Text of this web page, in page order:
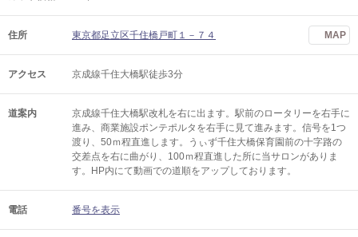
住所 東京都足立区千住橋戸町１－７４ MAP
アクセス 京成線千住大橋駅徒歩3分
道案内
京成線千住大橋駅改札を右に出ます。駅前のロータリーを右手に
進み、商業施設ポンテポルタを右手に見て進みます。信号を1つ
渡り、50ｍ程直進します。うぃず千住大橋保育園前の十字路の
交差点を右に曲がり、100ｍ程直進した所に当サロンがありま
す。HP内にて動画での道順をアップしております。
電話 番号を表示